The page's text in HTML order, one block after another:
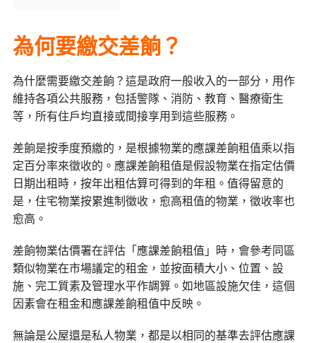
為何要繳交差餉？
為什麼需要繳交差餉？這是政府一般收入的一部分，用作
維持各項公共服務，包括警隊、消防、教育、醫療衛生
等，所有住戶均直接或間接享用到這些服務。
差餉是按季度預繳的，是根據物業的應課差餉租值乘以指
定百分率來徵收的。應課差餉租值是假設物業在指定估價
日期出租時，按年出租估算可得到的年租。值得留意的
是，住宅物業按累進制徵收，愈高租值的物業，徵收率也
愈高。
差餉物業估價署在評估「應課差餉租值」時，會參考同區
類似物業在市場議定的租金，並按面積大小、位置、設
施、完工質素及管理水平作調算。如地區設施欠佳，這個
因素會在租金和應課差餉租值中反映。
無論是公屋還是私人物業，都是以相同的基準去評估應課